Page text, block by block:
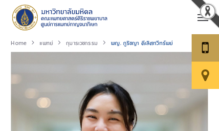
Home แพทย์ กุมารเวชกรรม พญ. ภูริชญา​ ดีเลิศทวีทรัพย์